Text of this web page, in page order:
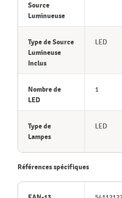
Source
Luminueuse
Type de Source
Lumineuse
Inclus
LED
Nombre de
LED
1
Type de
Lampes
LED
Références spécifiques